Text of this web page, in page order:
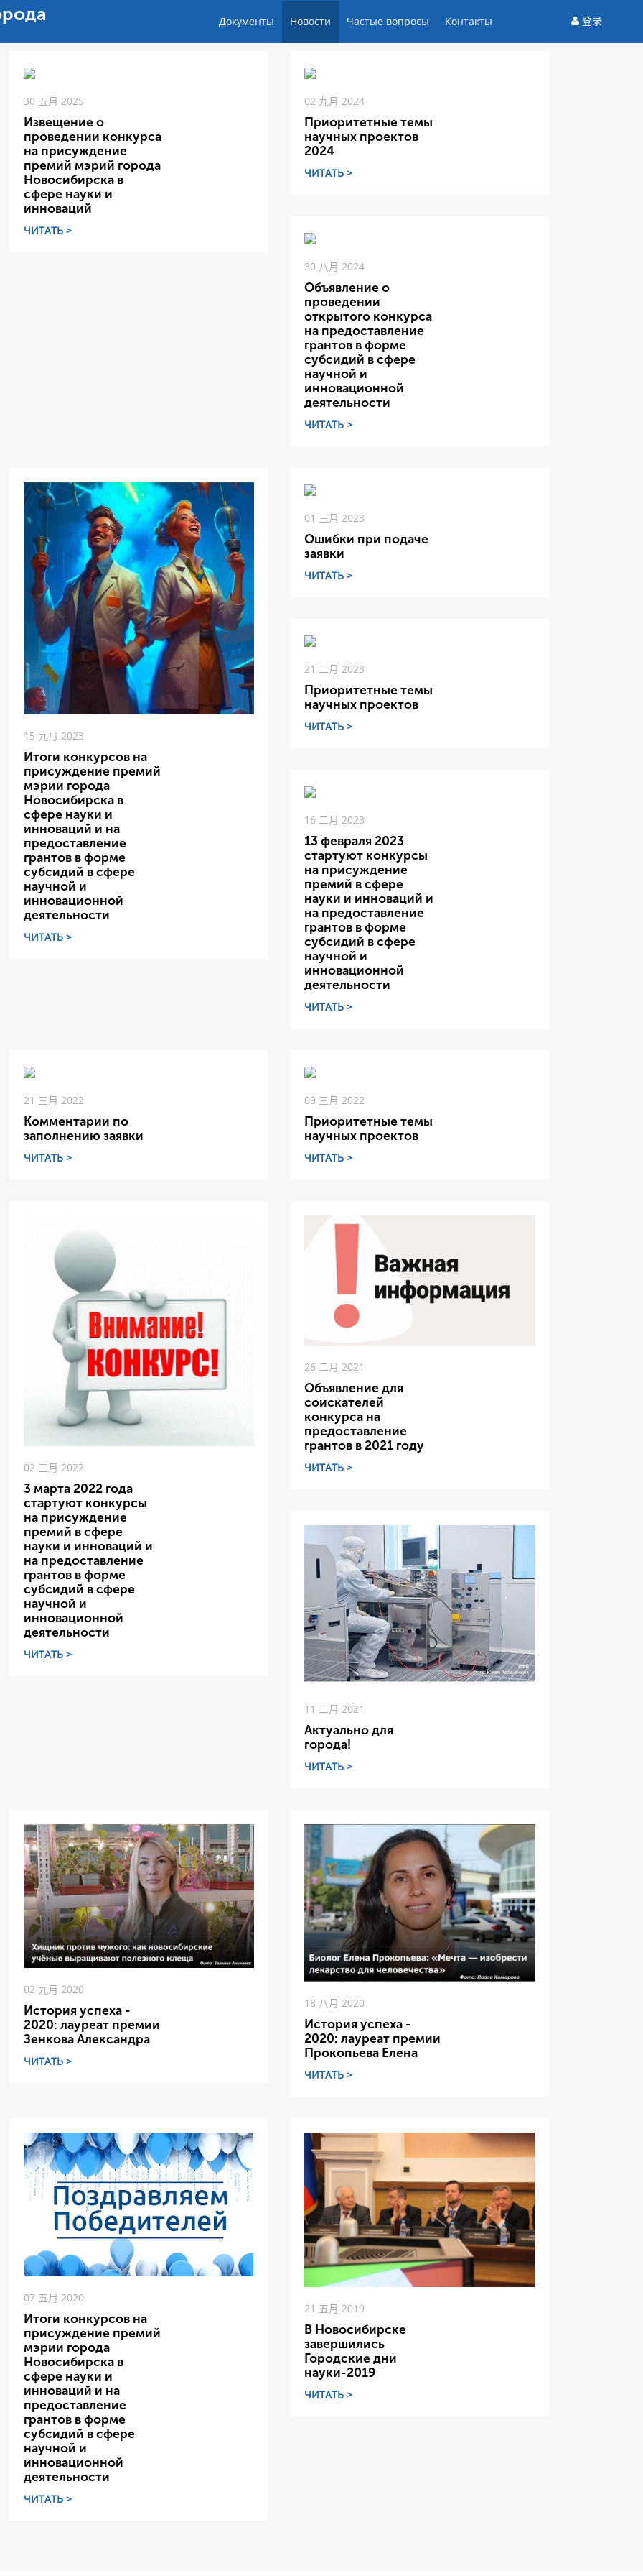
Документы Новости Частые вопросы Контакты 登录
30 五月 2025
Извещение о
проведении конкурса
на присуждение
премий мэрий города
Новосибирска в
сфере науки и
инноваций
ЧИТАТЬ >
02 九月 2024
Приоритетные темы
научных проектов
2024
ЧИТАТЬ >
30 八月 2024
Объявление о
проведении
открытого конкурса
на предоставление
грантов в форме
субсидий в сфере
научной и
инновационной
деятельности
ЧИТАТЬ >
15 九月 2023
Итоги конкурсов на
присуждение премий
мэрии города
Новосибирска в
сфере науки и
инноваций и на
предоставление
грантов в форме
субсидий в сфере
научной и
инновационной
деятельности
ЧИТАТЬ >
01 三月 2023
Ошибки при подаче
заявки
ЧИТАТЬ >
21 二月 2023
Приоритетные темы
научных проектов
ЧИТАТЬ >
16 二月 2023
13 февраля 2023
стартуют конкурсы
на присуждение
премий в сфере
науки и инноваций и
на предоставление
грантов в форме
субсидий в сфере
научной и
инновационной
деятельности
ЧИТАТЬ >
21 三月 2022
Комментарии по
заполнению заявки
ЧИТАТЬ >
09 三月 2022
Приоритетные темы
научных проектов
ЧИТАТЬ >
02 三月 2022
3 марта 2022 года
стартуют конкурсы
на присуждение
премий в сфере
науки и инноваций и
на предоставление
грантов в форме
субсидий в сфере
научной и
инновационной
деятельности
ЧИТАТЬ >
26 二月 2021
Объявление для
соискателей
конкурса на
предоставление
грантов в 2021 году
ЧИТАТЬ >
11 二月 2021
Актуально для
города!
ЧИТАТЬ >
02 九月 2020
История успеха -
2020: лауреат премии
Зенкова Александра
ЧИТАТЬ >
18 八月 2020
История успеха -
2020: лауреат премии
Прокопьева Елена
ЧИТАТЬ >
07 五月 2020
Итоги конкурсов на
присуждение премий
мэрии города
Новосибирска в
сфере науки и
инноваций и на
предоставление
грантов в форме
субсидий в сфере
научной и
инновационной
деятельности
ЧИТАТЬ >
21 五月 2019
В Новосибирске
завершились
Городские дни
науки-2019
ЧИТАТЬ >